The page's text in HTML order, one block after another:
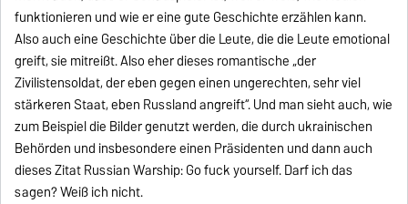
funktionieren und wie er eine gute Geschichte erzählen kann.
Also auch eine Geschichte über die Leute, die die Leute emotional
greift, sie mitreißt. Also eher dieses romantische „der
Zivilistensoldat, der eben gegen einen ungerechten, sehr viel
stärkeren Staat, eben Russland angreift“. Und man sieht auch, wie
zum Beispiel die Bilder genutzt werden, die durch ukrainischen
Behörden und insbesondere einen Präsidenten und dann auch
dieses Zitat Russian Warship: Go fuck yourself. Darf ich das
sagen? Weiß ich nicht.